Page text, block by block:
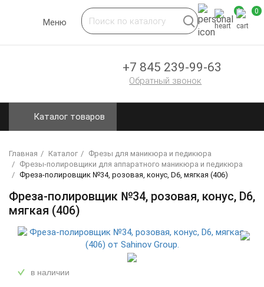
Toggle
Меню
0 0
+7 845 239-99-63
Обратный звонок
Каталог товаров
Главная Каталог
Фрезы для маникюра и педикюра
Фрезы-полировщики для аппаратного маникюра и педикюра
Фреза-полировщик №34, розовая, конус, D6, мягкая (406)
Фреза-полировщик №34, розовая, конус, D6,
мягкая (406)
в наличии